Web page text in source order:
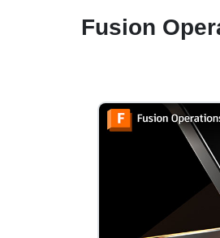
Fusion